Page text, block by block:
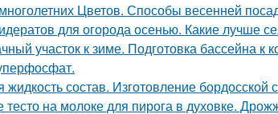
Цветов. Способы весенней
для огорода осенью. Какие лучше
участок к зиме. Подготовка бассейна к
жидкость состав. Изготовление бордосской
на молоке для пирога в духовке.